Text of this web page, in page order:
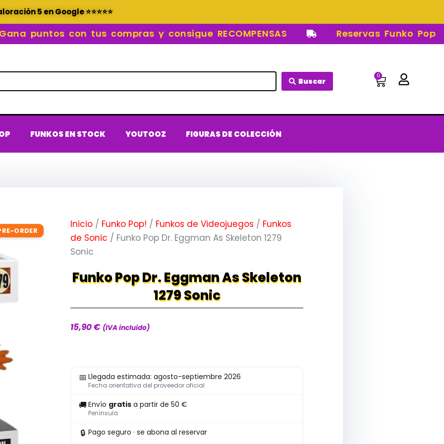
5 en Google ⭐⭐⭐⭐⭐
puntos con tus compras y consigue RECOMPENSAS Reservas Funko Pop
Buscar
0
Carrito
FUNKOS EN STOCK YOUTOOZ FIGURAS DE COLECCIÓN
ORDER
Inicio / Funko Pop! / Funkos de Videojuegos / Funkos
de Sonic / Funko Pop Dr. Eggman As Skeleton 1279
Sonic
Funko Pop Dr. Eggman As Skeleton
1279 Sonic
15,90€ (IVA incluido)
📅 Llegada estimada: agosto-septiembre 2026
Fecha orientativa del proveedor oficial
🚚 Envío gratis a partir de 50 €
Península
🔒 Pago seguro · se abona al reservar
Pop
Eggman
Skeleton